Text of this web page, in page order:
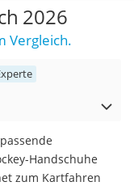
2026
Vergleich.
Handschuhe
zum Kartfahren